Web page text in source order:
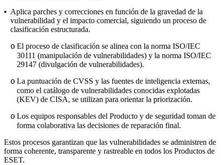
• Aplica parches y correcciones en función de la gravedad de la
vulnerabilidad y el impacto comercial, siguiendo un proceso de
clasificación estructurada.
o El proceso de clasificación se alinea con la norma ISO/IEC
30111 (manipulación de vulnerabilidades) y la norma ISO/IEC
29147 (divulgación de vulnerabilidades).
o La puntuación de CVSS y las fuentes de inteligencia externas,
como el catálogo de vulnerabilidades conocidas explotadas
(KEV) de CISA, se utilizan para orientar la priorización.
o Los equipos responsables del Producto y de seguridad toman de
forma colaborativa las decisiones de reparación final.
Estos procesos garantizan que las vulnerabilidades se administren de
forma coherente, transparente y rastreable en todos los Productos de
ESET.